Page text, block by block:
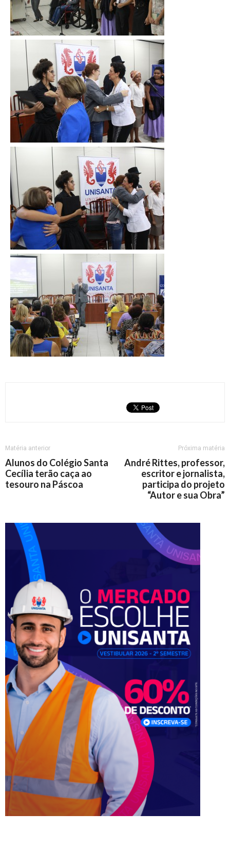
Matéria anterior
Alunos do Colégio Santa
Cecília terão caça ao
tesouro na Páscoa
Próxima matéria
André Rittes, professor,
escritor e jornalista,
participa do projeto
“Autor e sua Obra”